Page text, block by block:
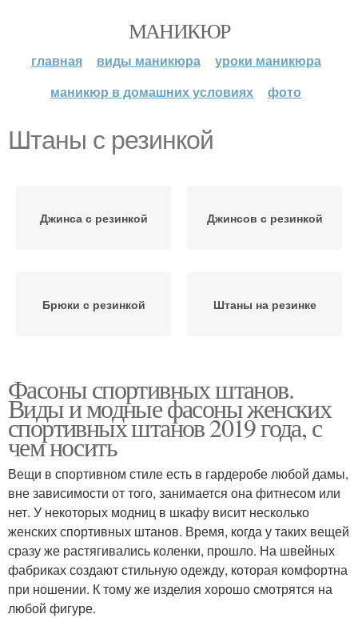
МАНИКЮР
главная виды маникюра
уроки маникюра
маникюр в домашних условиях
фото
Штаны с резинкой
Джинса с резинкой Джинсов с резинкой
Брюки с резинкой Штаны на резинке
Фасоны спортивных штанов.
Виды и модные фасоны женских
спортивных штанов 2019 года, с
чем носить
Вещи в спортивном стиле есть в гардеробе любой дамы,
вне зависимости от того, занимается она фитнесом или
нет. У некоторых модниц в шкафу висит несколько
женских спортивных штанов. Время, когда у таких вещей
сразу же растягивались коленки, прошло. На швейных
фабриках создают стильную одежду, которая комфортна
при ношении. К тому же изделия хорошо смотрятся на
любой фигуре.